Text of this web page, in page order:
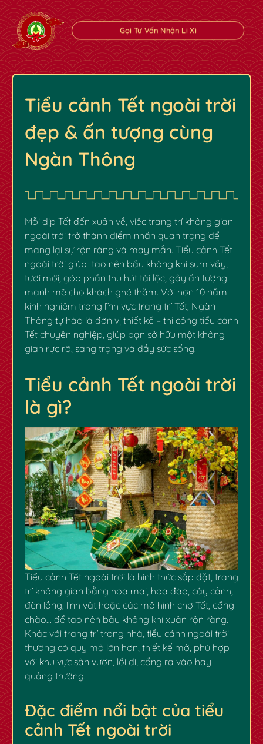
Gọi Tư Vấn Nhận Li Xì
Tiểu cảnh Tết ngoài trời
đẹp & ấn tượng cùng
Ngàn Thông
Mỗi dịp Tết đến xuân về, việc trang trí không gian
ngoài trời trở thành điểm nhấn quan trọng để
mang lại sự rộn ràng và may mắn. Tiểu cảnh Tết
ngoài trời giúp tạo nên bầu không khí sum vầy,
tươi mới, góp phần thu hút tài lộc, gây ấn tượng
mạnh mẽ cho khách ghé thăm. Với hơn 10 năm
kinh nghiệm trong lĩnh vực trang trí Tết, Ngàn
Thông tự hào là đơn vị thiết kế – thi công tiểu cảnh
Tết chuyên nghiệp, giúp bạn sở hữu một không
gian rực rỡ, sang trọng và đầy sức sống.
Tiểu cảnh Tết ngoài trời
là gì?
Tiểu cảnh Tết ngoài trời là hình thức sắp đặt, trang
trí không gian bằng hoa mai, hoa đào, cây cảnh,
đèn lồng, linh vật hoặc các mô hình chợ Tết, cổng
chào… để tạo nên bầu không khí xuân rộn ràng.
Khác với trang trí trong nhà, tiểu cảnh ngoài trời
thường có quy mô lớn hơn, thiết kế mở, phù hợp
với khu vực sân vườn, lối đi, cổng ra vào hay
quảng trường.
Đặc điểm nổi bật của tiểu
cảnh Tết ngoài trời
✿